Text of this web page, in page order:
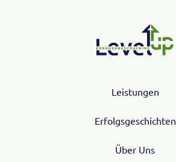
Leistungen
Erfolgsgeschichten
Über Uns